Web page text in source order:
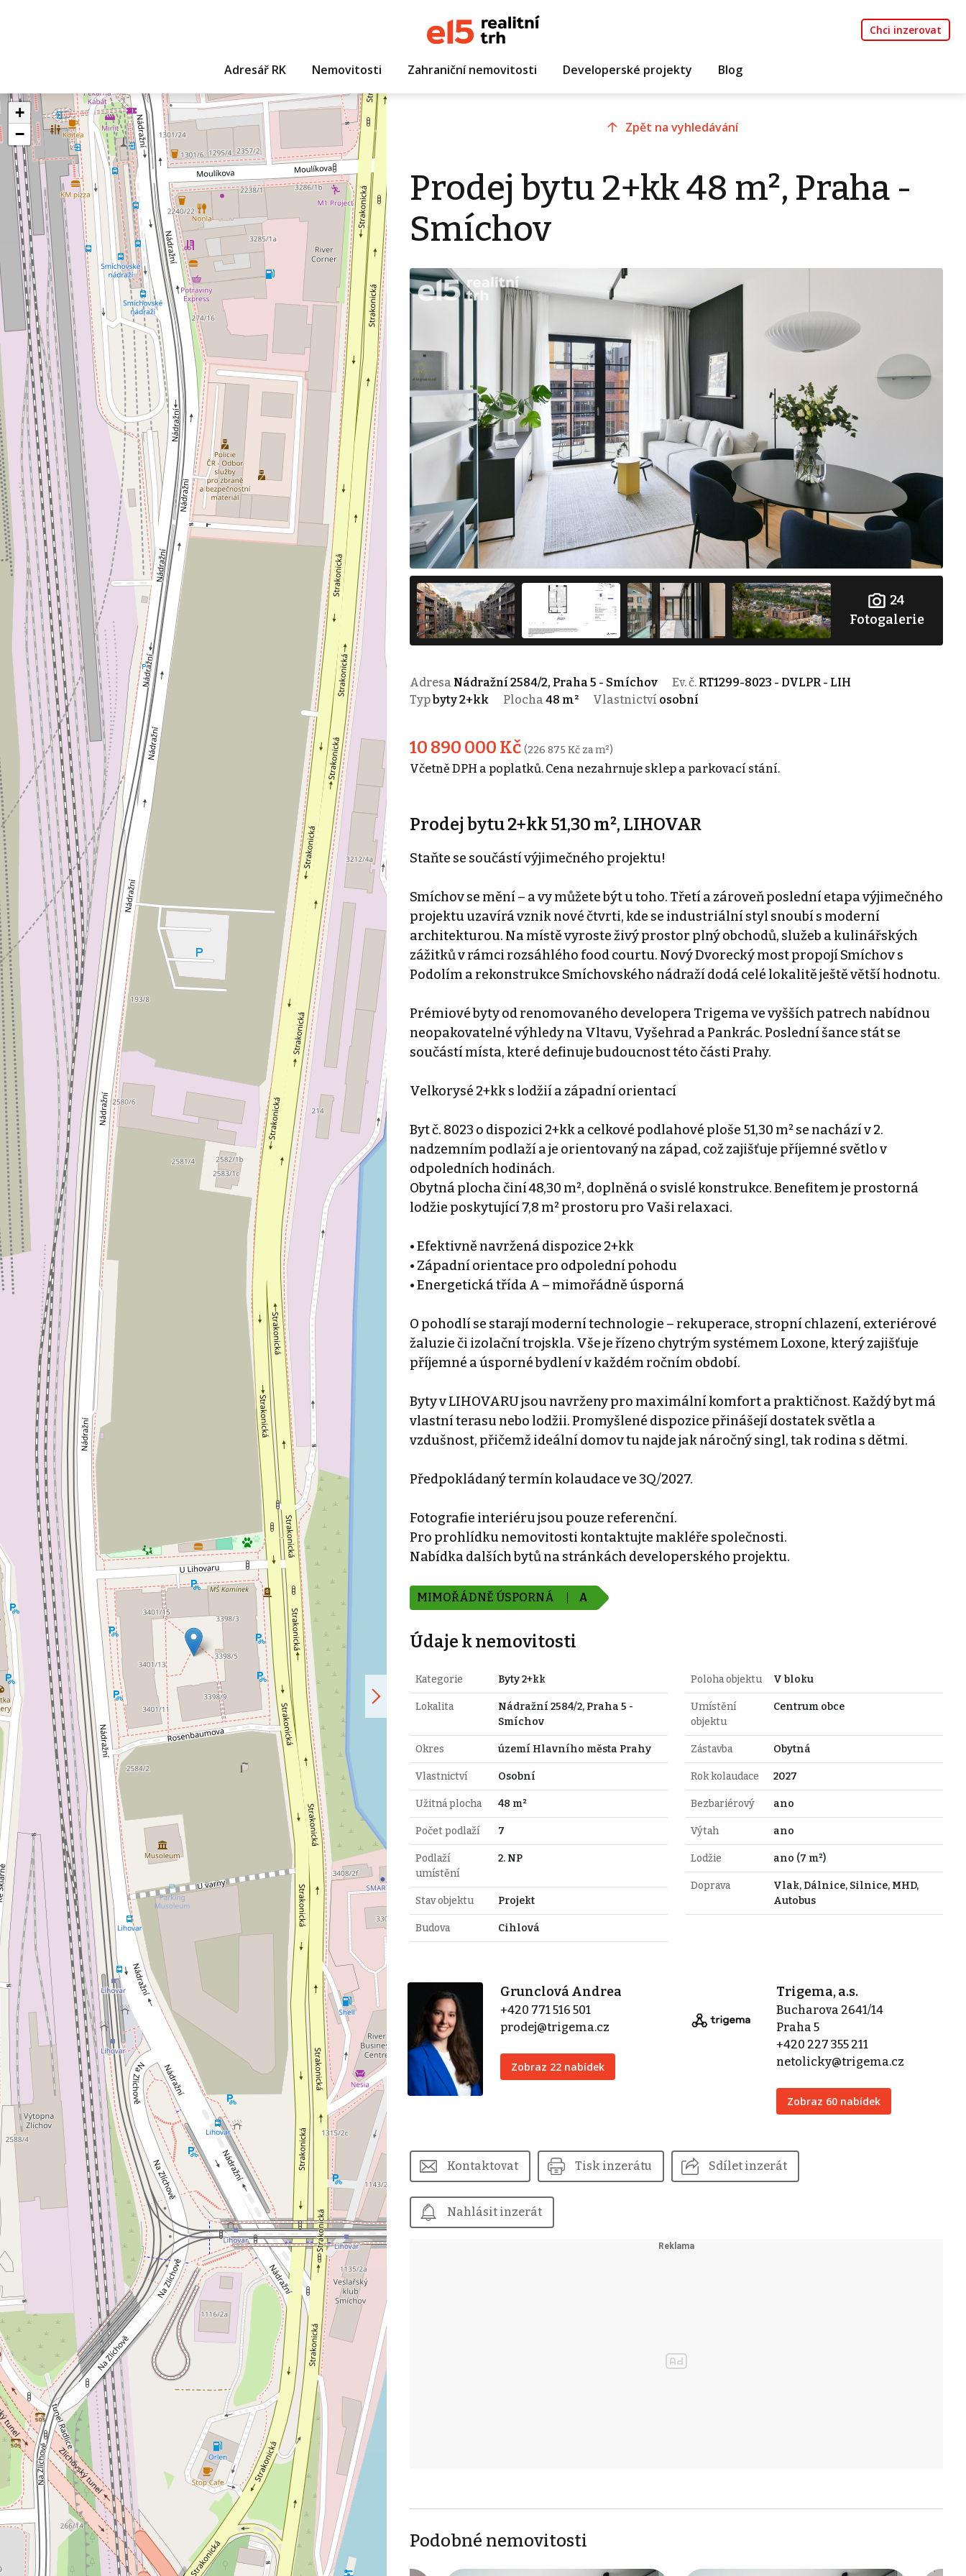
Chci inzerovat
Adresář RK Nemovitosti Zahraniční nemovitosti Developerské projekty Blog
+
−
Zpět na vyhledávání
Prodej bytu 2+kk 48 m², Praha -
Smíchov
24
Fotogalerie
Adresa Nádražní 2584/2, Praha 5 - Smíchov Ev. č. RT1299-8023 - DVLPR - LIH
Typbyty 2+kk Plocha 48 m² Vlastnictví osobní
10 890 000 Kč (226 875 Kč za m²)
Včetně DPH a poplatků. Cena nezahrnuje sklep a parkovací stání.
Prodej bytu 2+kk 51,30 m², LIHOVAR
Staňte se součástí výjimečného projektu!
Smíchov se mění – a vy můžete být u toho. Třetí a zároveň poslední etapa výjimečného
projektu uzavírá vznik nové čtvrti, kde se industriální styl snoubí s moderní
architekturou. Na místě vyroste živý prostor plný obchodů, služeb a kulinářských
zážitků v rámci rozsáhlého food courtu. Nový Dvorecký most propojí Smíchov s
Podolím a rekonstrukce Smíchovského nádraží dodá celé lokalitě ještě větší hodnotu.
Prémiové byty od renomovaného developera Trigema ve vyšších patrech nabídnou
neopakovatelné výhledy na Vltavu, Vyšehrad a Pankrác. Poslední šance stát se
součástí místa, které definuje budoucnost této části Prahy.
Velkorysé 2+kk s lodžií a západní orientací
Byt č. 8023 o dispozici 2+kk a celkové podlahové ploše 51,30 m² se nachází v 2.
nadzemním podlaží a je orientovaný na západ, což zajišťuje příjemné světlo v
odpoledních hodinách.
Obytná plocha činí 48,30 m², doplněná o svislé konstrukce. Benefitem je prostorná
lodžie poskytující 7,8 m² prostoru pro Vaši relaxaci.
• Efektivně navržená dispozice 2+kk
• Západní orientace pro odpolední pohodu
• Energetická třída A – mimořádně úsporná
O pohodlí se starají moderní technologie – rekuperace, stropní chlazení, exteriérové
žaluzie či izolační trojskla. Vše je řízeno chytrým systémem Loxone, který zajišťuje
příjemné a úsporné bydlení v každém ročním období.
Byty v LIHOVARU jsou navrženy pro maximální komfort a praktičnost. Každý byt má
vlastní terasu nebo lodžii. Promyšlené dispozice přinášejí dostatek světla a
vzdušnost, přičemž ideální domov tu najde jak náročný singl, tak rodina s dětmi.
Předpokládaný termín kolaudace ve 3Q/2027.
Fotografie interiéru jsou pouze referenční.
Pro prohlídku nemovitosti kontaktujte makléře společnosti.
Nabídka dalších bytů na stránkách developerského projektu.
MIMOŘÁDNĚ ÚSPORNÁ A
Údaje k nemovitosti
Kategorie Byty 2+kk
Lokalita
Nádražní 2584/2, Praha 5 -
Smíchov
Okres území Hlavního města Prahy
Vlastnictví Osobní
Užitná plocha 48 m²
Počet podlaží 7
Podlaží
umístění
2. NP
Stav objektu Projekt
Budova Cihlová
Poloha objektu V bloku
Umístění
objektu
Centrum obce
Zástavba Obytná
Rok kolaudace 2027
Bezbariérový ano
Výtah ano
Lodžie ano (7 m²)
Doprava
Vlak, Dálnice, Silnice, MHD,
Autobus
Grunclová Andrea
+420 771 516 501
prodej@trigema.cz
Zobraz 22 nabídek
Trigema, a.s.
Bucharova 2641/14
Praha 5
+420 227 355 211
netolicky@trigema.cz
Zobraz 60 nabídek
Kontaktovat Tisk inzerátu Sdílet inzerát
Nahlásit inzerát
Podobné nemovitosti